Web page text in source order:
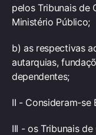
pelos Tribunais de
Ministério Público;
b) as respectivas
autarquias,
dependentes;
II - Consideram-se
III - os Tribunais